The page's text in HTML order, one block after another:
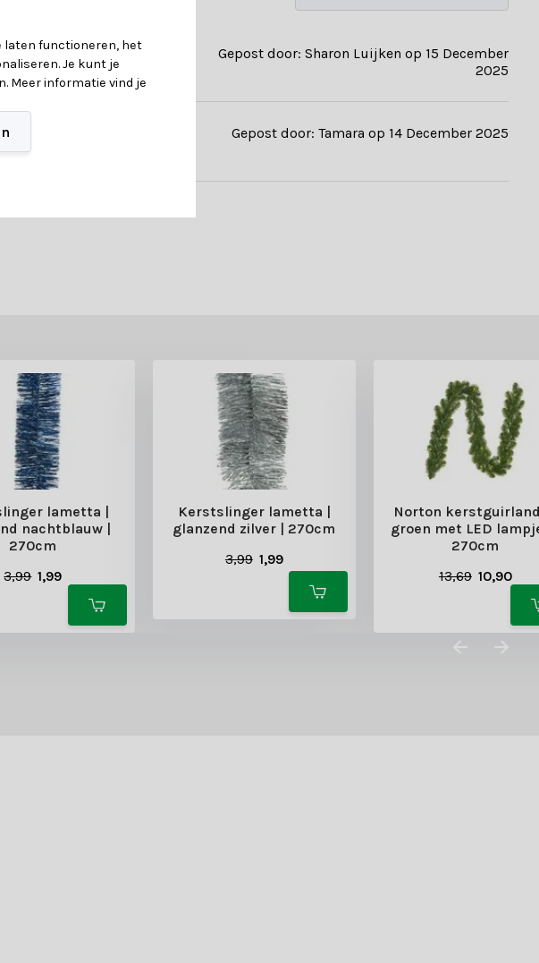
Gepost door: Sharon Luijken op 15 December
2025
Gepost door: Tamara op 14 December 2025
lametta |
nachtblauw |
270cm
3,99 1,99
Kerstslinger lametta |
glanzend zilver | 270cm
3,99 1,99
Norton
groen met LED
270cm
13,69 10,90
laten functioneren, het
Je kunt je
Meer informatie vind je